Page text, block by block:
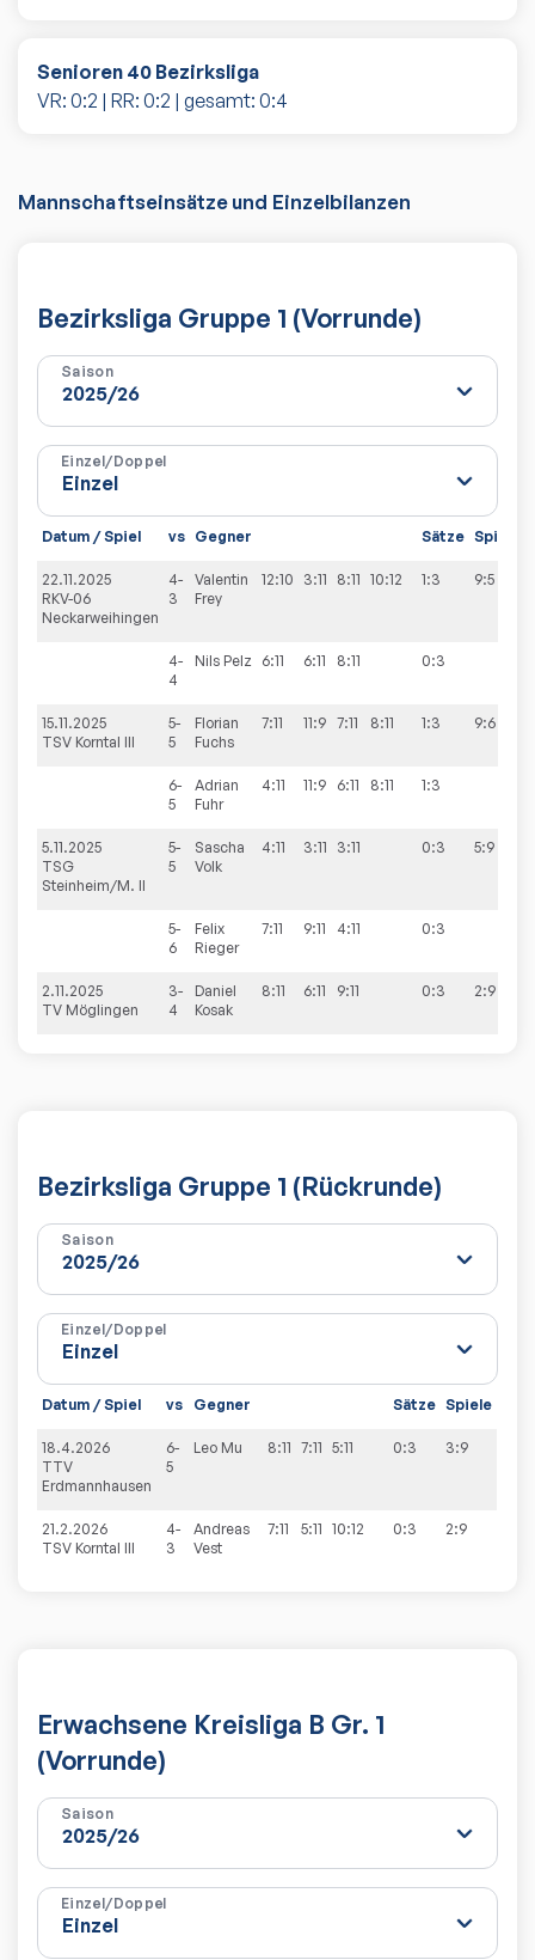
Senioren 40 Bezirksliga
VR: 0:2 | RR: 0:2 | gesamt: 0:4
Mannschaftseinsätze und Einzelbilanzen
Bezirksliga Gruppe 1 (Vorrunde)
Saison
Einzel/Doppel
Datum / Spiel vs Gegner Sätze Spiele
22.11.2025
RKV-06
Neckarweihingen
4-
3
Valentin
Frey
12:10 3:11 8:11 10:12 1:3 9:5
4-
4
Nils Pelz 6:11 6:11 8:11 0:3
15.11.2025
TSV Korntal III
5-
5
Florian
Fuchs
7:11 11:9 7:11 8:11 1:3 9:6
6-
5
Adrian
Fuhr
4:11 11:9 6:11 8:11 1:3
5.11.2025
TSG
Steinheim/M. II
5-
5
Sascha
Volk
4:11 3:11 3:11 0:3 5:9
5-
6
Felix
Rieger
7:11 9:11 4:11 0:3
2.11.2025
TV Möglingen
3-
4
Daniel
Kosak
8:11 6:11 9:11 0:3 2:9
Bezirksliga Gruppe 1 (Rückrunde)
Saison
Einzel/Doppel
Datum / Spiel vs Gegner Sätze Spiele
18.4.2026
TTV
Erdmannhausen
6-
5
Leo Mu 8:11 7:11 5:11 0:3 3:9
21.2.2026
TSV Korntal III
4-
3
Andreas
Vest
7:11 5:11 10:12 0:3 2:9
Erwachsene Kreisliga B Gr. 1
(Vorrunde)
Saison
Einzel/Doppel